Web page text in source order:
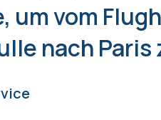
um vom
nach